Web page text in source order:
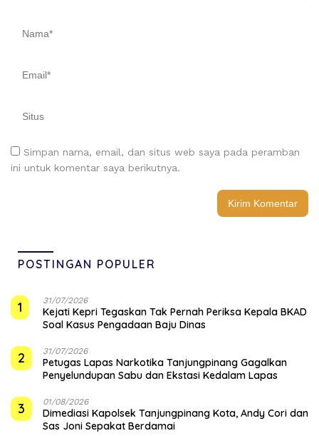
Simpan nama, email, dan situs web saya pada peramban
ini untuk komentar saya berikutnya.
POSTINGAN POPULER
1 31/07/2026
Kejati Kepri Tegaskan Tak Pernah Periksa Kepala BKAD
Soal Kasus Pengadaan Baju Dinas
2 31/07/2026
Petugas Lapas Narkotika Tanjungpinang Gagalkan
Penyelundupan Sabu dan Ekstasi Kedalam Lapas
3 01/08/2026
Dimediasi Kapolsek Tanjungpinang Kota, Andy Cori dan
Sas Joni Sepakat Berdamai